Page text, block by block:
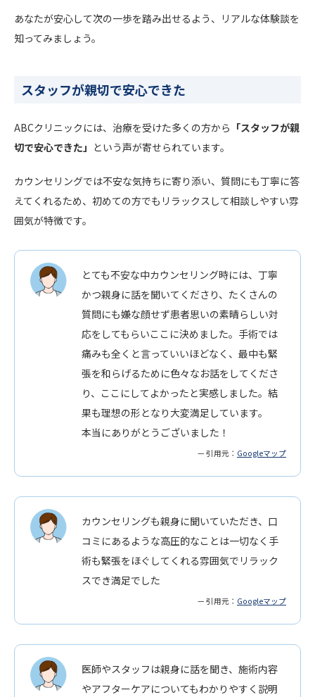
あなたが安心して次の一歩を踏み出せるよう、リアルな体験談を
知ってみましょう。
スタッフが親切で安心できた
ABCクリニックには、治療を受けた多くの方から 「スタッフが親
切で安心できた」 という声が寄せられています。
カウンセリングでは不安な気持ちに寄り添い、質問にも丁寧に答
えてくれるため、初めての方でもリラックスして相談しやすい雰
囲気が特徴です。
とても不安な中カウンセリング時には、丁寧
かつ親身に話を聞いてくださり、たくさんの
質問にも嫌な顔せず患者思いの素晴らしい対
応をしてもらいここに決めました。手術では
痛みも全くと言っていいほどなく、最中も緊
張を和らげるために色々なお話をしてくださ
り、ここにしてよかったと実感しました。結
果も理想の形となり大変満足しています。
本当にありがとうございました！
— 引用元： Googleマップ
カウンセリングも親身に聞いていただき、口
コミにあるような高圧的なことは一切なく手
術も緊張をほぐしてくれる雰囲気でリラック
スでき満足でした
— 引用元： Googleマップ
医師やスタッフは親身に話を聞き、施術内容
やアフターケアについてもわかりやすく説明